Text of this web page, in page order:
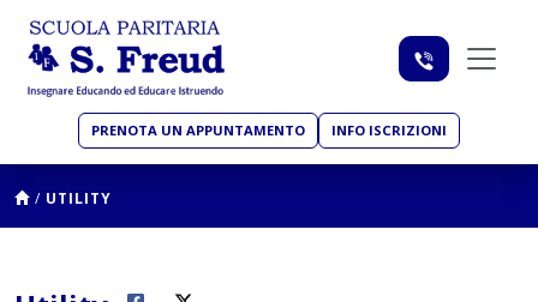
PRENOTA UN APPUNTAMENTO INFO ISCRIZIONI
/ UTILITY